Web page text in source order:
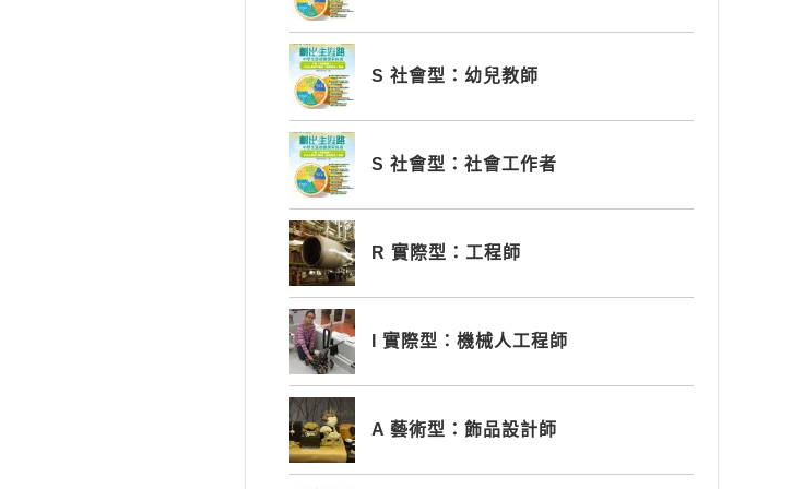
S 社會型：幼兒教師
S 社會型：社會工作者
R 實際型：工程師
I 實際型：機械人工程師
A 藝術型：飾品設計師